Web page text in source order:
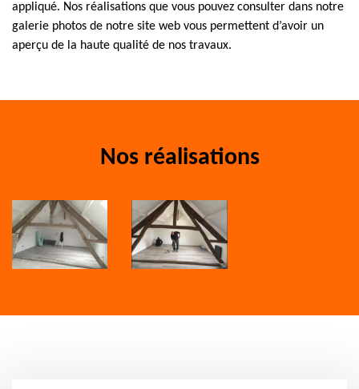
appliqué. Nos réalisations que vous pouvez consulter dans notre
galerie photos de notre site web vous permettent d’avoir un
aperçu de la haute qualité de nos travaux.
Nos réalisations